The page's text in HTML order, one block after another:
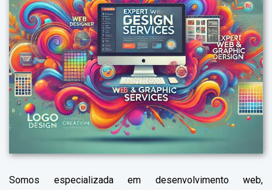
Somos especializada em desenvolvimento web,